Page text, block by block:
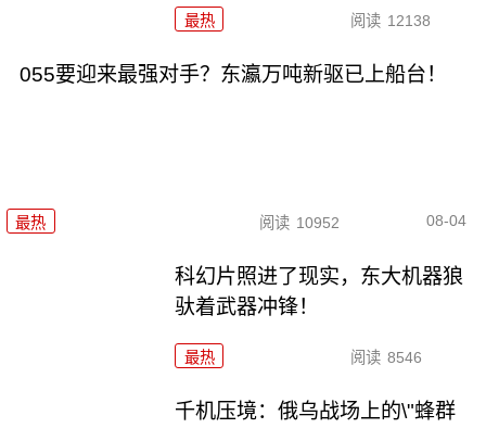
最热 阅读 12138
055要迎来最强对手？东瀛万吨新驱已上船台！
最热 阅读 10952 08-04
科幻片照进了现实，东大机器狼
驮着武器冲锋！
最热 阅读 8546
千机压境：俄乌战场上的\"蜂群